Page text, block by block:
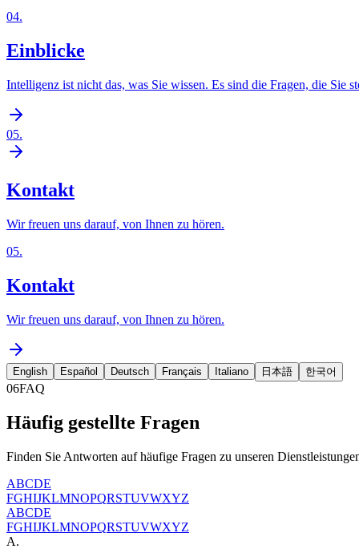
04.
Einblicke
Intelligenz ist nicht das, was Sie wissen. Es sind die Fragen, die Sie
05.
Kontakt
Wir freuen uns darauf, von Ihnen zu hören.
05.
Kontakt
Wir freuen uns darauf, von Ihnen zu hören.
English Español Deutsch Français Italiano 日本語 한국어
06FAQ
Häufig gestellte Fragen
Finden Sie Antworten auf häufige Fragen zu unseren
ABCDE
FGHIJKLMNOPQRSTUVWXYZ
ABCDE
FGHIJKLMNOPQRSTUVWXYZ
A.